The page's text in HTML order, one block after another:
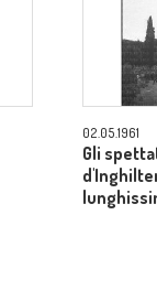
02.05.1961
Gli